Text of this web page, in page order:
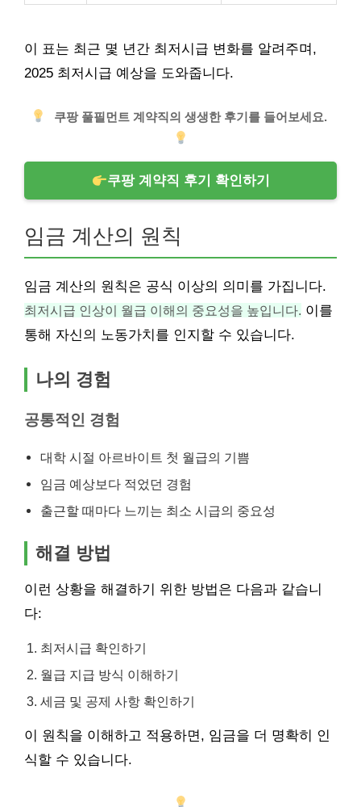
이 표는 최근 몇 년간 최저시급 변화를 알려주며,
2025 최저시급 예상을 도와줍니다.
쿠팡 풀필먼트 계약직의 생생한 후기를 들어보세요.
쿠팡 계약직 후기 확인하기
임금 계산의 원칙
임금 계산의 원칙은 공식 이상의 의미를 가집니다.
최저시급 인상이 월급 이해의 중요성을 높입니다. 이를
통해 자신의 노동가치를 인지할 수 있습니다.
나의 경험
공통적인 경험
대학 시절 아르바이트 첫 월급의 기쁨
임금 예상보다 적었던 경험
출근할 때마다 느끼는 최소 시급의 중요성
해결 방법
이런 상황을 해결하기 위한 방법은 다음과 같습니
다:
최저시급 확인하기
월급 지급 방식 이해하기
세금 및 공제 사항 확인하기
이 원칙을 이해하고 적용하면, 임금을 더 명확히 인
식할 수 있습니다.